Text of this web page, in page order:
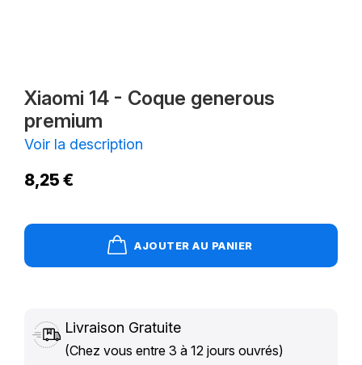
Xiaomi 14 - Coque generous
premium
Voir la description
8,25 €
AJOUTER AU PANIER
Livraison Gratuite
(Chez vous entre 3 à 12 jours ouvrés)